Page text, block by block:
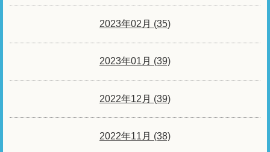
2023年02月 (35)
2023年01月 (39)
2022年12月 (39)
2022年11月 (38)